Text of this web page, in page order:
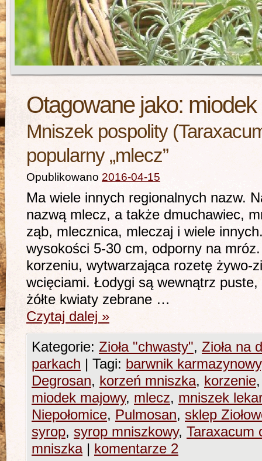
Otagowane jako:
Mniszek pospolity
popularny „mlecz”
Opublikowano 2016-04-15
Ma wiele innych regionalnych nazw.
nazwą mlecz, a także dmuchawiec,
ząb, mlecznica, mleczaj i wiele
wysokości 5-30 cm, odporny na
korzeniu, wytwarzająca rozetę żywo-
wcięciami. Łodygi są wewnątrz
żółte kwiaty zebrane …
Czytaj dalej »
Kategorie: Zioła "chwasty", Zioła na
parkach | Tagi: barwnik karmazynowy
Degrosan, korzeń mniszka, korzenie
miodek majowy, mlecz, mniszek
Niepołomice, Pulmosan, sklep
syrop, syrop mniszkowy, Taraxacum
mniszka | komentarze 2